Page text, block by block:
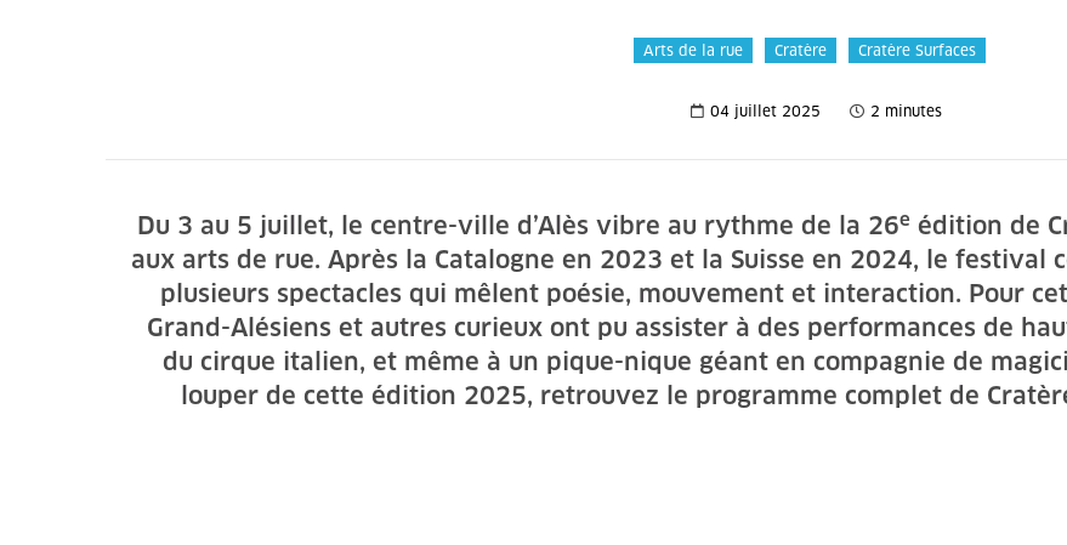
Arts de la rue Cratère Cratère Surfaces
04 juillet 2025 2 minutes
Du 3 au 5 juillet, le centre-ville d’Alès vibre au rythme de la 26e édition de
aux arts de rue. Après la Catalogne en 2023 et la Suisse en 2024, le festival
plusieurs spectacles qui mêlent poésie, mouvement et interaction. Pour
Grand-Alésiens et autres curieux ont pu assister à des performances de
du cirque italien, et même à un pique-nique géant en compagnie de
louper de cette édition 2025, retrouvez le programme complet de